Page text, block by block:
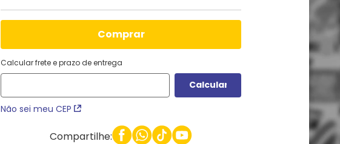
comprar
Calcular frete e prazo de entrega
Não sei meu CEP
Compartilhe: